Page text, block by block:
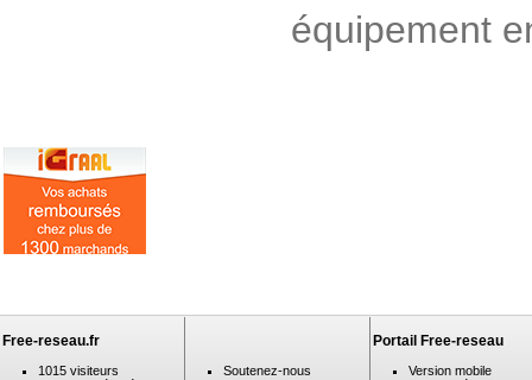
équipement
Free-reseau.fr
1015 visiteurs
Soutenez-nous
Portail Free-reseau
Version mobile